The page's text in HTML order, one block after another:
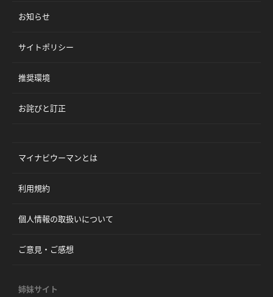
お知らせ
サイトポリシー
推奨環境
お詫びと訂正
マイナビウーマンとは
利用規約
個人情報の取扱いについて
ご意見・ご感想
姉妹サイト